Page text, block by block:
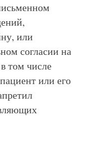
или
согласии на
том числе
или его